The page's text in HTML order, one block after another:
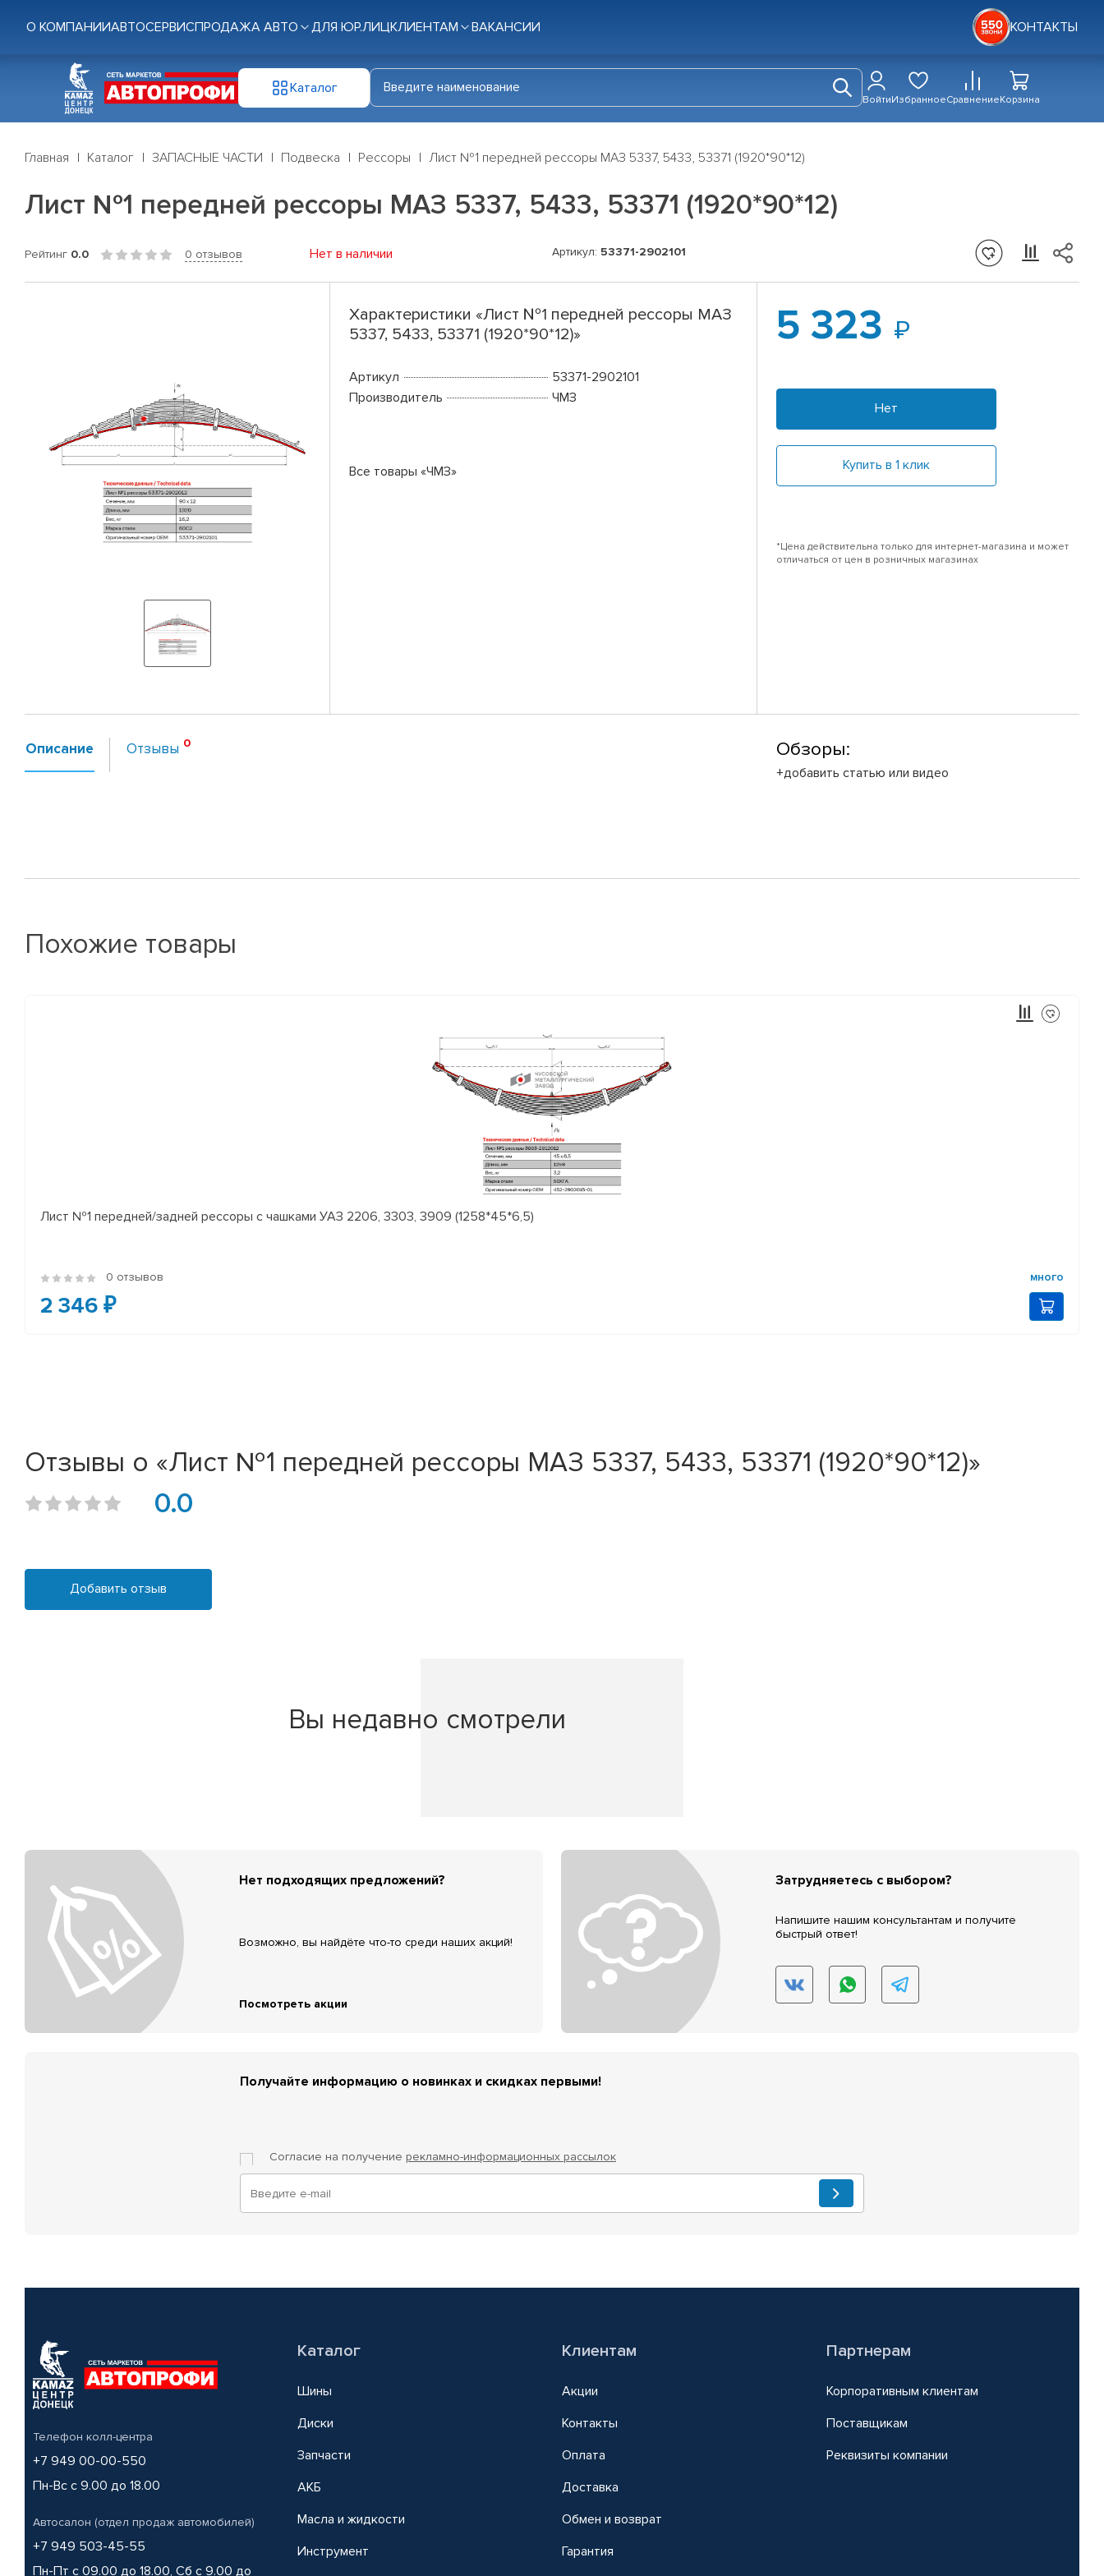
О КОМПАНИИАВТОСЕРВИСПРОДАЖА АВТО ДЛЯ ЮР.ЛИЦКЛИЕНТАМ ВАКАНСИИ КОНТАКТЫ
Каталог
ВойтиИзбранноеСравнениеКорзина
Главная Каталог ЗАПАСНЫЕ ЧАСТИ Подвеска Рессоры Лист №1 передней рессоры МАЗ 5337, 5433, 53371 (1920*90*12)
Лист №1 передней рессоры МАЗ 5337, 5433, 53371 (1920*90*12)
Рейтинг 0.0 0 отзывов Нет в наличии Артикул: 53371-2902101
Характеристики «Лист №1 передней рессоры МАЗ
5337, 5433, 53371 (1920*90*12)»
Артикул
53371-2902101
Производитель
ЧМЗ
Все товары «ЧМЗ»
5 323
Нет
Купить в 1 клик
*Цена действительна только для интернет-магазина и может
отличаться от цен в розничных магазинах
Описание Отзывы Обзоры:
+добавить статью или видео
Похожие товары
Лист №1 передней/задней рессоры с чашками УАЗ 2206, 3303, 3909 (1258*45*6,5)
0 отзывов много
2 346 ₽
Отзывы о «Лист №1 передней рессоры МАЗ 5337, 5433, 53371 (1920*90*12)»
0.0
Добавить отзыв
Вы недавно смотрели
Нет подходящих предложений?
Возможно, вы найдёте что-то среди наших акций!
Посмотреть акции
Затрудняетесь с выбором?
Напишите нашим консультантам и получите
быстрый ответ!
Получайте информацию о новинках и скидках первыми!
Согласие на получение рекламно-информационных рассылок
Телефон колл-центра
+7 949 00-00-550
Пн-Вс с 9.00 до 18.00
Автосалон (отдел продаж автомобилей)
+7 949 503-45-55
Пн-Пт с 09.00 до 18.00, Сб с 9.00 до
Каталог
Шины
Диски
Запчасти
АКБ
Масла и жидкости
Инструмент
Клиентам
Акции
Контакты
Оплата
Доставка
Обмен и возврат
Гарантия
Партнерам
Корпоративным клиентам
Поставщикам
Реквизиты компании